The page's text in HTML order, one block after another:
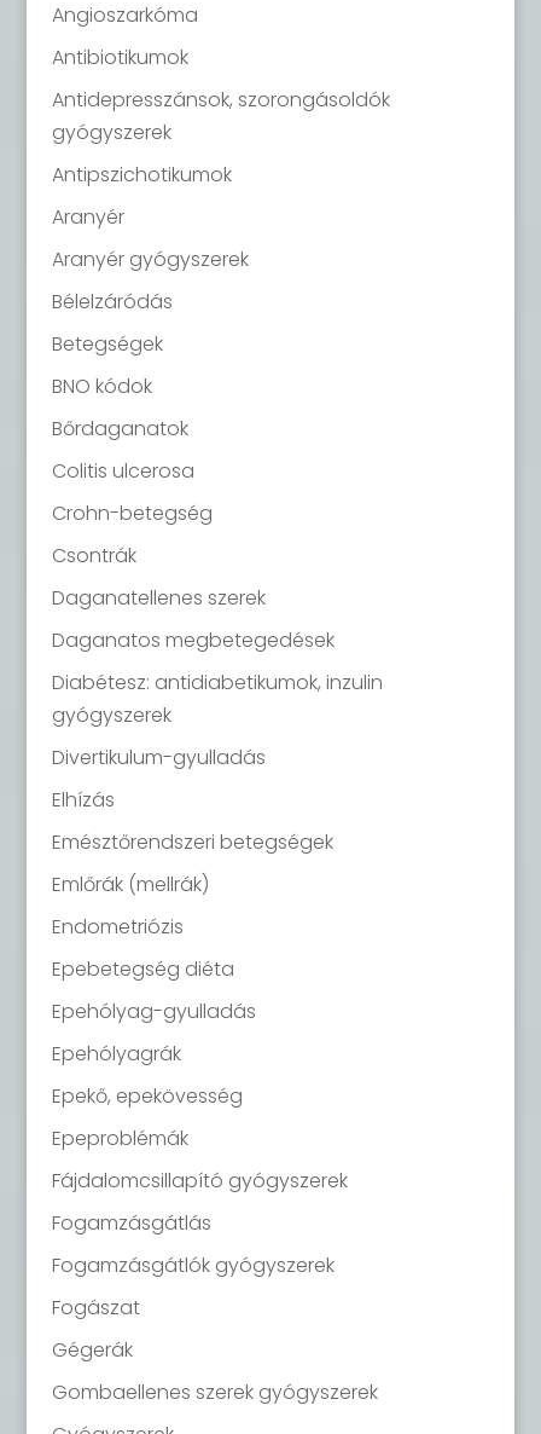
Angioszarkóma
Antibiotikumok
Antidepresszánsok, szorongásoldók
gyógyszerek
Antipszichotikumok
Aranyér
Aranyér gyógyszerek
Bélelzáródás
Betegségek
BNO kódok
Bőrdaganatok
Colitis ulcerosa
Crohn-betegség
Csontrák
Daganatellenes szerek
Daganatos megbetegedések
Diabétesz: antidiabetikumok, inzulin
gyógyszerek
Divertikulum-gyulladás
Elhízás
Emésztőrendszeri betegségek
Emlőrák (mellrák)
Endometriózis
Epebetegség diéta
Epehólyag-gyulladás
Epehólyagrák
Epekő, epekövesség
Epeproblémák
Fájdalomcsillapító gyógyszerek
Fogamzásgátlás
Fogamzásgátlók gyógyszerek
Fogászat
Gégerák
Gombaellenes szerek gyógyszerek